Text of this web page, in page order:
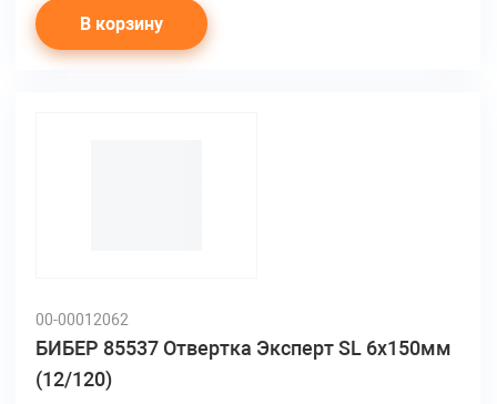
В корзину
00-00012062
БИБЕР 85537 Отвертка Эксперт SL 6х150мм
(12/120)